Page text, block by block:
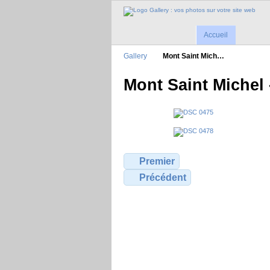
Accueil
Gallery Mont Saint Mich…
Mont Saint Michel
Premier
Précédent